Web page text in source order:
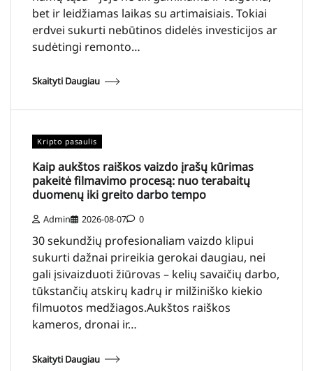
bet ir leidžiamas laikas su artimaisiais. Tokiai
erdvei sukurti nebūtinos didelės investicijos ar
sudėtingi remonto…
Skaityti Daugiau
Kripto pasaulis
Kaip aukštos raiškos vaizdo įrašų kūrimas
pakeitė filmavimo procesą: nuo terabaitų
duomenų iki greito darbo tempo
Admin 2026-08-07 0
30 sekundžių profesionaliam vaizdo klipui
sukurti dažnai prireikia gerokai daugiau, nei
gali įsivaizduoti žiūrovas – kelių savaičių darbo,
tūkstančių atskirų kadrų ir milžiniško kiekio
filmuotos medžiagos.Aukštos raiškos
kameros, dronai ir…
Skaityti Daugiau